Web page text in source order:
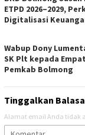
ETPD 2026–2029,
Digitalisasi
Wabup Dony
SK Plt kepada
Pemkab Bolmong
Tinggalkan
Alamat email Anda tidak